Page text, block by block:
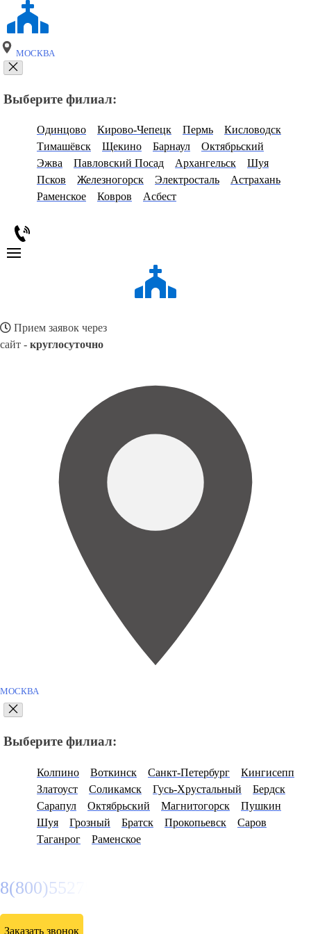
МОСКВА
Выберите филиал:
Одинцово Кирово-Чепецк Пермь
Кисловодск
Тимашёвск
Щекино Барнаул
Октябрьский
Эжва
Павловский Посад Архангельск
Шуя
Псков
Железногорск Электросталь
Астрахань
Раменское
Ковров Асбест
Прием заявок через
сайт - круглосуточно
МОСКВА
Выберите филиал:
Колпино Воткинск Санкт-Петербург
Кингисепп
Златоуст
Соликамск Гусь-Хрустальный
Бердск
Сарапул
Октябрьский Магнитогорск
Пушкин
Шуя
Грозный Братск Прокопьевск
Саров
Таганрог
Раменское
8(800)5527584
Заказать звонок